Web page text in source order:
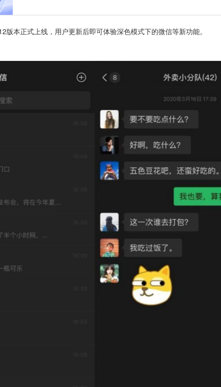
版本正式上线，用户更新后即可体验深色模式下的微信等新功能。